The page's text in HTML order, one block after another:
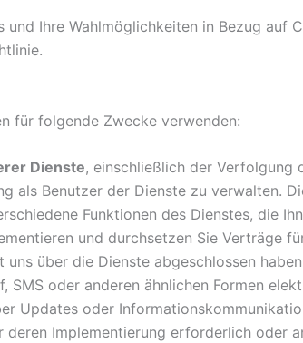
Ihre Wahlmöglichkeiten in Bezug
für folgende Zwecke verwenden:
Dienste, einschließlich der Verfolgung
als Benutzer der Dienste zu verwalten.
Funktionen des Dienstes, die
und durchsetzen Sie Verträge
über die Dienste abgeschlossen
SMS oder anderen ähnlichen Formen
Updates oder
Implementierung erforderlich oder